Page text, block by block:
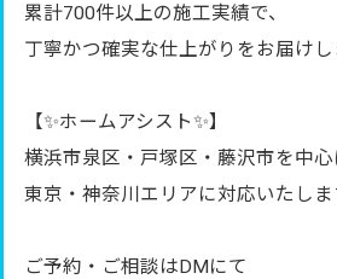
累計700件以上の施工実績で、
丁寧かつ確実な仕上がりをお届けし
【✨ホームアシスト✨】
横浜市泉区・戸塚区・藤沢市を中心
東京・神奈川エリアに対応いたしま
ご予約・ご相談はDMにて